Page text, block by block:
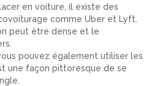
en voiture, il existe des
comme Uber et Lyft.
peut être dense et le
pouvez également utiliser les
une façon pittoresque de se